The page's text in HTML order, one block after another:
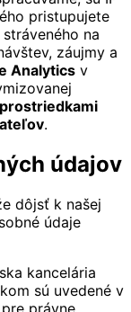
pristupujete
na
záujmy a
Analytics v
.
údajov
dôjsť k našej
údaje
kancelária
sú uvedené v
právne